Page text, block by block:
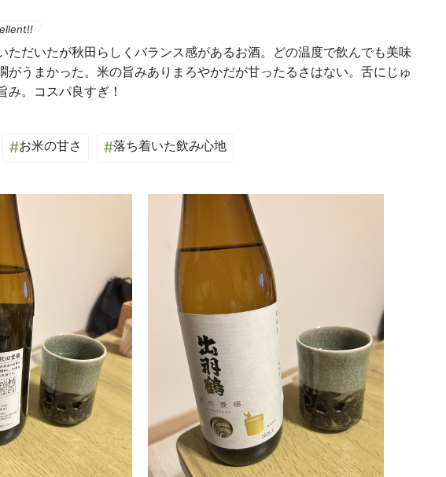
ただいたが秋田らしくバランス感があるお酒。どの温度で飲んでも美味
がうまかった。米の旨みありまろやかだが甘ったるさはない。舌にじゅ
#お米の甘さ #落ち着いた飲み心地